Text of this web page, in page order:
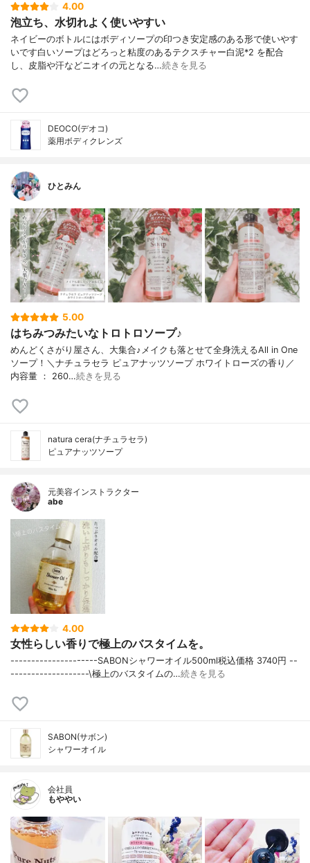
4.00
泡立ち、水切れよく使いやすい
ネイビーのボトルにはボディソープの印つき安定感のある形で使いやす
いです白いソープはどろっと粘度のあるテクスチャー白泥*2 を配合
し、皮脂や汗などニオイの元となる…続きを見る
DEOCO(デオコ)
薬用ボディクレンズ
ひとみん
5.00
はちみつみたいなトロトロソープ♪
めんどくさがり屋さん、大集合♪メイクも落とせて全身洗えるAll in One
ソープ！＼ナチュラセラ ピュアナッツソープ ホワイトローズの香り／
内容量 ： 260…続きを見る
natura cera(ナチュラセラ)
ピュアナッツソープ
元美容インストラクター
abe
4.00
女性らしい香りで極上のバスタイムを。
---------------------SABONシャワーオイル500ml税込価格 3740円 --
-------------------\極上のバスタイムの…続きを見る
SABON(サボン)
シャワーオイル
会社員
もややい